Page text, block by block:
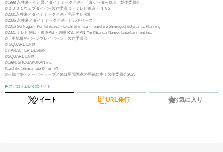
©1998 永井豪・石川賢／ダイナミック企画・「真ゲッターロボ」製作委員会
©２００１ウェブダイバー製作委員会・テレビ東京・ＮＡS
©2001永井豪／ダイナミック企画・光子力研究所
©2006 永井豪／ダイナミック企画・ビルドベース
©2016 Go Nagai・Ken Ishikawa・Eiichi Shimizu・Tomohiro Shimoguchi/Dynamic Planning
©2021 テレビ朝日・東映AG・東映 PAC-MAN™& ©Bandai Namco Entertainment Inc.
©「勇気爆発バーンブレイバーン」製作委員会
© SQUARE ENIX
CHARACTER DESIGN
©SQUARE ENIX
©1994, SHOGAKUKAN Inc.
Kazuhiko Shimamoto ©T & TPI
©三嶋与夢・オーバーラップ／俺は星間国家の悪徳領主！製作委員会2025
▶スパロボDD公式サイト
ツイート URL発行 お気に入り